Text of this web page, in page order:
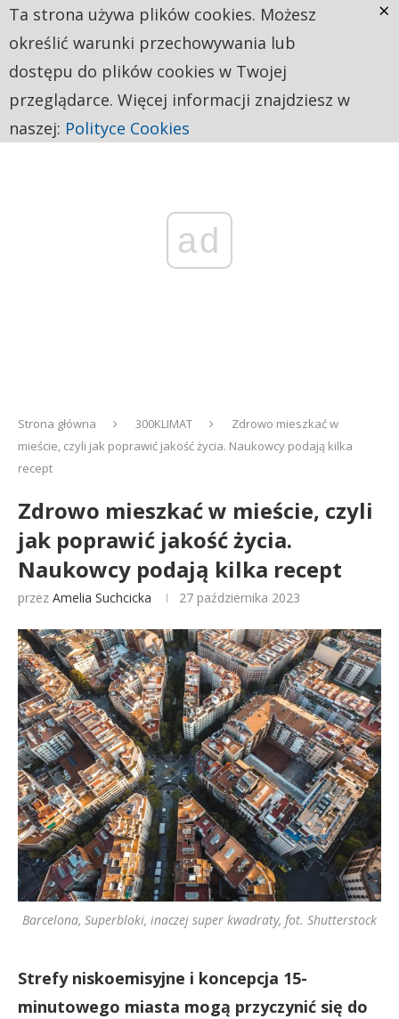
ad
Strona główna 300KLIMAT
Zdrowo mieszkać w
mieście, czyli jak poprawić jakość życia. Naukowcy podają kilka
recept
Zdrowo mieszkać w mieście, czyli
jak poprawić jakość życia.
Naukowcy podają kilka recept
przez Amelia Suchcicka 27 października 2023
Barcelona, Superbloki, inaczej super kwadraty, fot. Shutterstock
Strefy niskoemisyjne i koncepcja 15-
minutowego miasta mogą przyczynić się do
Ta strona używa plików cookies. Możesz
określić warunki przechowywania lub
dostępu do plików cookies w Twojej
przeglądarce. Więcej informacji znajdziesz w
naszej: Polityce Cookies
×